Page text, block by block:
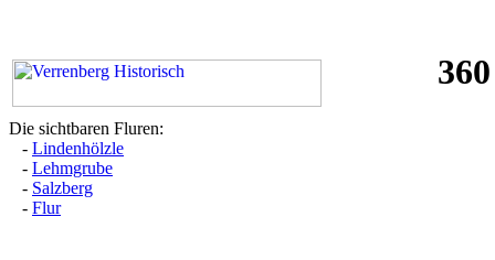
Die sichtbaren Fluren:
- Lindenhölzle
- Lehmgrube
- Salzberg
- Flur